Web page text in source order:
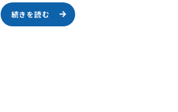
続きを読む